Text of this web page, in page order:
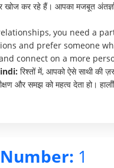
खोज कर रहे हैं। आपका मजबूत
you need a
and prefer someone
connect on a more
रिश्तों में, आपको ऐसे साथी की
और समझ को महत्व देता हो।
1